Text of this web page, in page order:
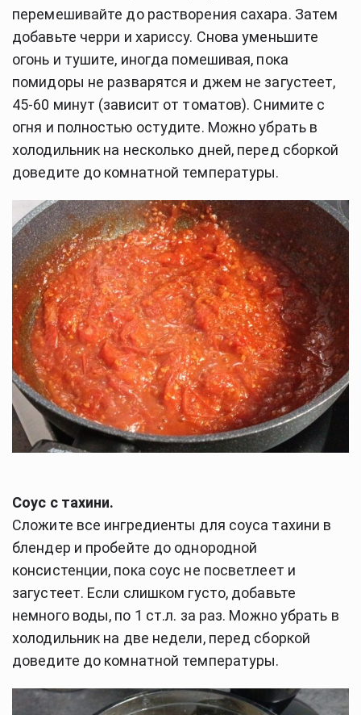
перемешивайте до растворения сахара. Затем
добавьте черри и хариссу. Снова уменьшите
огонь и тушите, иногда помешивая, пока
помидоры не разварятся и джем не загустеет,
45-60 минут (зависит от томатов). Снимите с
огня и полностью остудите. Можно убрать в
холодильник на несколько дней, перед сборкой
доведите до комнатной температуры.
Соус с тахини.
Сложите все ингредиенты для соуса тахини в
блендер и пробейте до однородной
консистенции, пока соус не посветлеет и
загустеет. Если слишком густо, добавьте
немного воды, по 1 ст.л. за раз. Можно убрать в
холодильник на две недели, перед сборкой
доведите до комнатной температуры.